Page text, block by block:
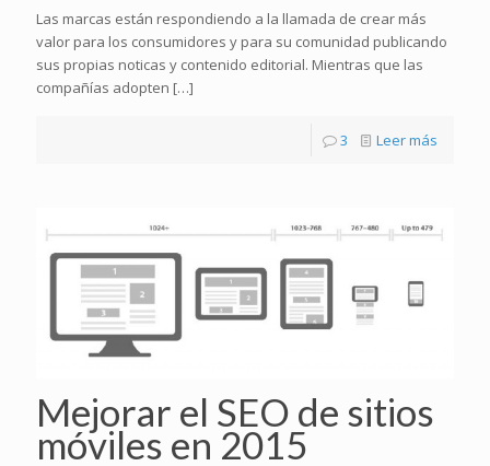
Las marcas están respondiendo a la llamada de crear más
valor para los consumidores y para su comunidad publicando
sus propias noticas y contenido editorial. Mientras que las
compañías adopten […]
3 Leer más
Mejorar el SEO de sitios
móviles en 2015